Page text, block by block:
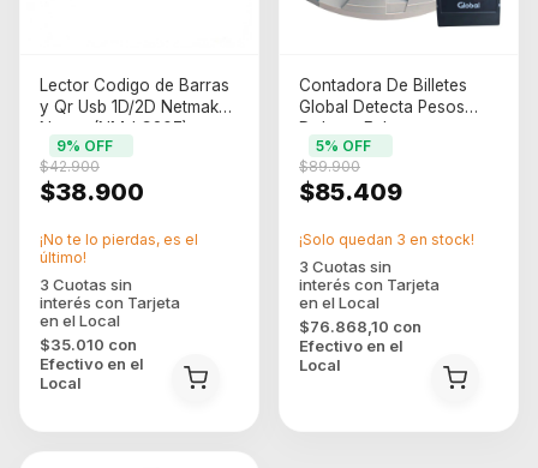
Lector Codigo de Barras
y Qr Usb 1D/2D Netmak
Negro (NM-LC207)
$38.900
$42.900
9% OFF
$35.010 con
Efectivo en el
Local
¡No te lo pierdas, es el
último!
Contadora De Billetes
Global Detecta Pesos
Dolares Falsos
$85.409
$89.900
5% OFF
$76.868,10 con
Efectivo en el
Local
¡Solo quedan 3 en stock!